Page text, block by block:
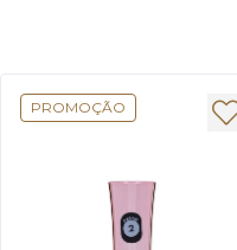
PROMOÇÃO